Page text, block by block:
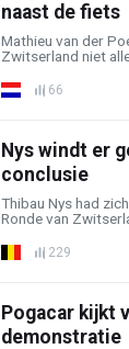
naast de fiets
Mathieu van der
Zwitserland niet
66
Nys windt er
conclusie
Thibau Nys had
Ronde van
229
Pogacar kijkt
demonstratie